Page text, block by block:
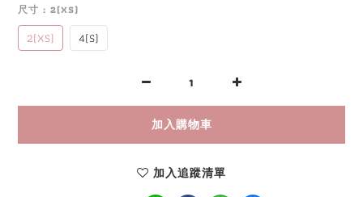
尺寸 : 2(XS)
2(XS) 4(S)
加入購物車
加入追蹤清單